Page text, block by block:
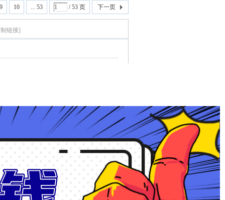
9 10 ... 53 / 53 页 下一页
链接]